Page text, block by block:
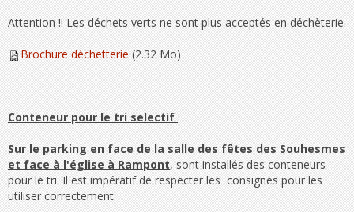
Attention !! Les déchets verts ne sont plus acceptés en déchèterie.
Brochure déchetterie(2.32 Mo)
Conteneur pour le tri selectif :
Sur le parking en facede la salle des fêtesdes Souhesmes
et face à l'église à Rampont, sont installés des conteneurs
pour le tri. Il est impératif de respecter les consignes pour les
utiliser correctement.